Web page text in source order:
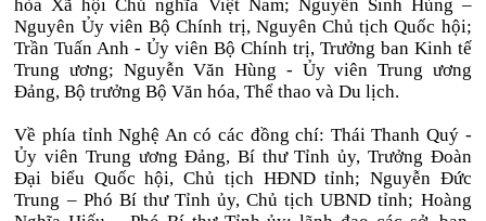
hòa Xã hội Chủ nghĩa Việt Nam; Nguyễn Sinh Hùng –
Nguyên Ủy viên Bộ Chính trị, Nguyên Chủ tịch Quốc hội;
Trần Tuấn Anh - Ủy viên Bộ Chính trị, Trưởng ban Kinh tế
Trung ương; Nguyễn Văn Hùng - Ủy viên Trung ương
Đảng, Bộ trưởng Bộ Văn hóa, Thể thao và Du lịch.
Về phía tỉnh Nghệ An có các đồng chí: Thái Thanh Quý -
Ủy viên Trung ương Đảng, Bí thư Tỉnh ủy, Trưởng Đoàn
Đại biểu Quốc hội, Chủ tịch HĐND tỉnh; Nguyễn Đức
Trung – Phó Bí thư Tỉnh ủy, Chủ tịch UBND tỉnh; Hoàng